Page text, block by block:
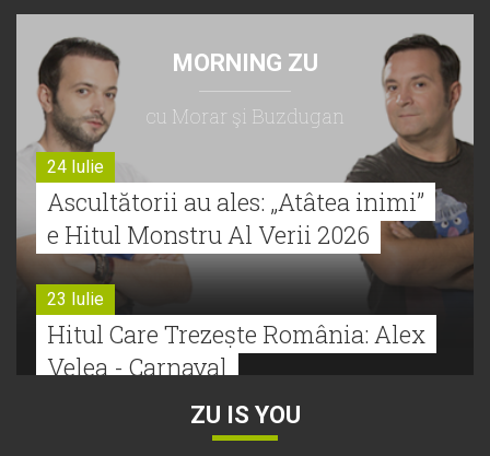
MORNING ZU
cu Morar şi Buzdugan
24 Iulie
Ascultătorii au ales: „Atâtea inimi”
e Hitul Monstru Al Verii 2026
23 Iulie
Hitul Care Trezește România: Alex
Velea - Carnaval
ZU IS YOU